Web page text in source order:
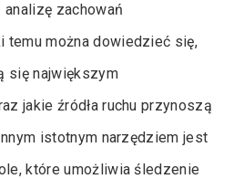
zachowań
temu można dowiedzieć się,
się największym
jakie źródła ruchu przynoszą
istotnym narzędziem jest
które umożliwia śledzenie